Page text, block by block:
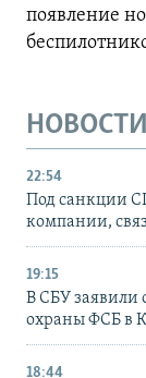
появление
НОВОСТИ
22:54
Под санкции
компании,
19:15
В СБУ заявили
охраны ФСБ в
18:44